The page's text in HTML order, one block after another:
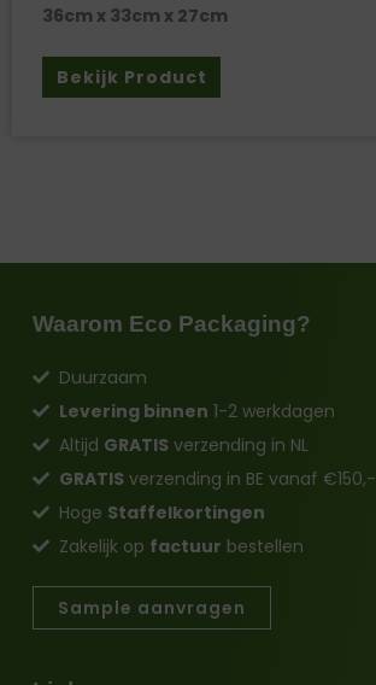
36cm x 33cm x 27cm
Bekijk Product
Waarom Eco Packaging?
Duurzaam
Levering binnen 1-2 werkdagen
Altijd GRATIS verzending in NL
GRATIS verzending in BE vanaf €150,-
Hoge Staffelkortingen
Zakelijk op factuur bestellen
Sample aanvragen